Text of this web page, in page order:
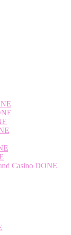
Casino DONE